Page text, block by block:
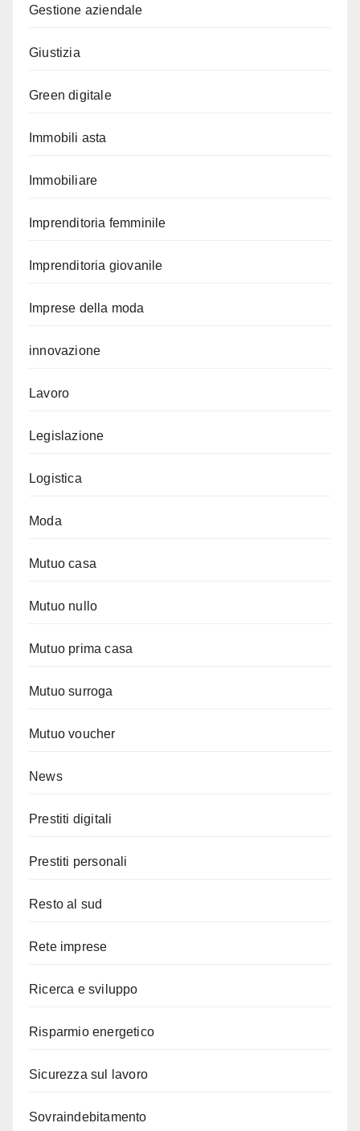
Gestione aziendale
Giustizia
Green digitale
Immobili asta
Immobiliare
Imprenditoria femminile
Imprenditoria giovanile
Imprese della moda
innovazione
Lavoro
Legislazione
Logistica
Moda
Mutuo casa
Mutuo nullo
Mutuo prima casa
Mutuo surroga
Mutuo voucher
News
Prestiti digitali
Prestiti personali
Resto al sud
Rete imprese
Ricerca e sviluppo
Risparmio energetico
Sicurezza sul lavoro
Sovraindebitamento